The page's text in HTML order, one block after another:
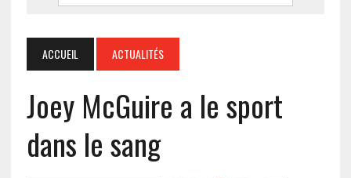
ACCUEIL ACTUALITÉS
Joey McGuire a le sport
dans le sang